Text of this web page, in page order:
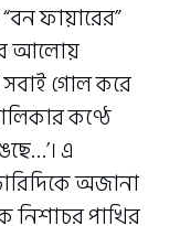
ফায়ারের”
আলোয়
গোল করে
কণ্ঠে
এ
অজানা
পাখির